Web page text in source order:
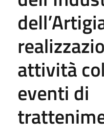
attività
eventi di